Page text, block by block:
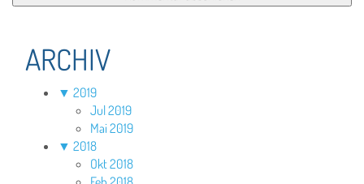
ARCHIV
▼ 2019
Jul 2019
Mai 2019
▼ 2018
Okt 2018